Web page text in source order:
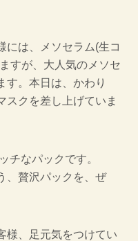
には、メソセラム(生コ
すが、大人気のメソセ
す。本日は、かわり
スクを差し上げていま
チなパックです。
、贅沢パックを、ぜ
様、足元気をつけてい